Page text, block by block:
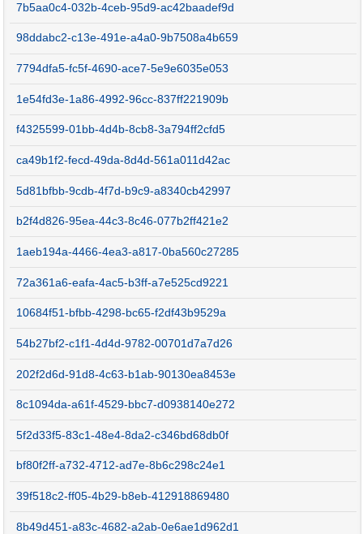
7b5aa0c4-032b-4ceb-95d9-ac42baadef9d
98ddabc2-c13e-491e-a4a0-9b7508a4b659
7794dfa5-fc5f-4690-ace7-5e9e6035e053
1e54fd3e-1a86-4992-96cc-837ff221909b
f4325599-01bb-4d4b-8cb8-3a794ff2cfd5
ca49b1f2-fecd-49da-8d4d-561a011d42ac
5d81bfbb-9cdb-4f7d-b9c9-a8340cb42997
b2f4d826-95ea-44c3-8c46-077b2ff421e2
1aeb194a-4466-4ea3-a817-0ba560c27285
72a361a6-eafa-4ac5-b3ff-a7e525cd9221
10684f51-bfbb-4298-bc65-f2df43b9529a
54b27bf2-c1f1-4d4d-9782-00701d7a7d26
202f2d6d-91d8-4c63-b1ab-90130ea8453e
8c1094da-a61f-4529-bbc7-d0938140e272
5f2d33f5-83c1-48e4-8da2-c346bd68db0f
bf80f2ff-a732-4712-ad7e-8b6c298c24e1
39f518c2-ff05-4b29-b8eb-412918869480
8b49d451-a83c-4682-a2ab-0e6ae1d962d1